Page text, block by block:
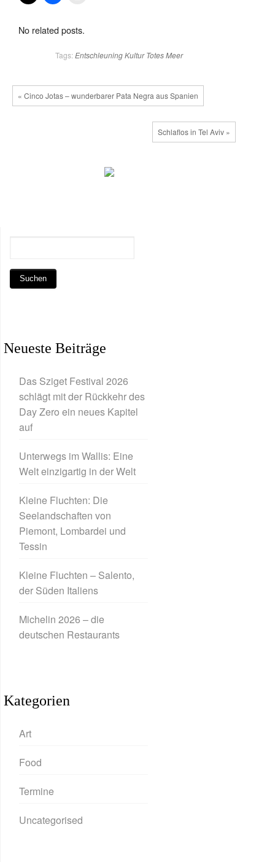
No related posts.
Tags: EntschleuningKultur Totes Meer
« Cinco Jotas – wunderbarer Pata Negra aus Spanien
Schlaflos in Tel Aviv »
Neueste Beiträge
Das Sziget Festival 2026
schlägt mit der Rückkehr des
Day Zero ein neues Kapitel
auf
Unterwegs im Wallis: Eine
Welt einzigartig in der Welt
Kleine Fluchten: Die
Seelandschaften von
Piemont, Lombardei und
Tessin
Kleine Fluchten – Salento,
der Süden Italiens
Michelin 2026 – die
deutschen Restaurants
Kategorien
Art
Food
Termine
Uncategorised